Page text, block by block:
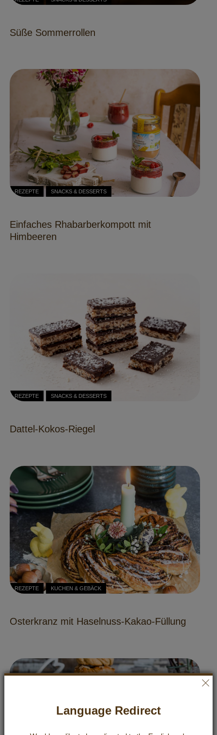
Süße Sommerrollen
REZEPTE SNACKS & DESSERTS
Einfaches Rhabarberkompott mit
Himbeeren
REZEPTE SNACKS & DESSERTS
Dattel-Kokos-Riegel
REZEPTE KUCHEN & GEBÄCK
Osterkranz mit Haselnuss-Kakao-Füllung
Language Redirect